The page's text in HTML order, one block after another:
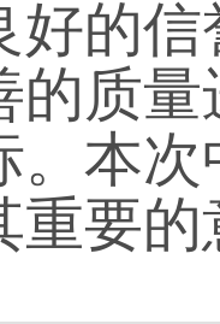
好的
的质
。本
重要